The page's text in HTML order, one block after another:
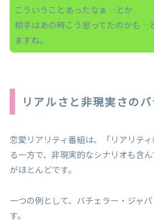
こういうことあったなぁ…とか
相手はあの時こう思ってたのかも…
ますね。
リアルさと非現実さの
恋愛リアリティ番組は、「リアリテ
る一方で、非現実的なシナリオも含
がほとんどです。
一つの例として、バチェラー・ジャ
す。